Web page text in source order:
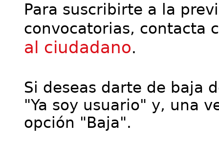
Para suscribirte a la
convocatorias, contacta
al ciudadano.
Si deseas darte de baja
"Ya soy usuario" y, una
opción "Baja".